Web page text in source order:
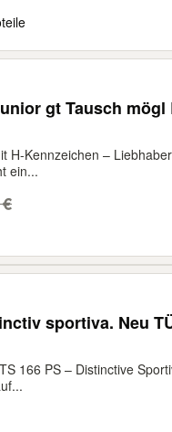
gt Tausch mögl Benz ..
H-Kennzeichen –
ein...
sportiva. Neu
166 PS – Distinctive